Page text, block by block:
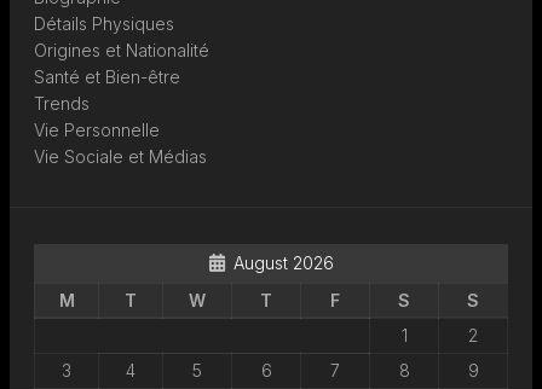
Détails Physiques
Origines et Nationalité
Santé et Bien-être
Trends
Vie Personnelle
Vie Sociale et Médias
August 2026
M
T W T F S
S
1
2
3
4 5 6 7 8
9